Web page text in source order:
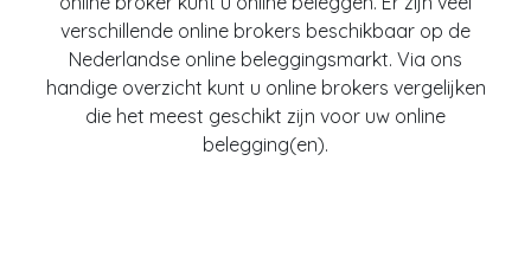
verschillende online brokers beschikbaar op de
Nederlandse online beleggingsmarkt. Via ons
handige overzicht kunt u online brokers vergelijken
die het meest geschikt zijn voor uw online
belegging(en).